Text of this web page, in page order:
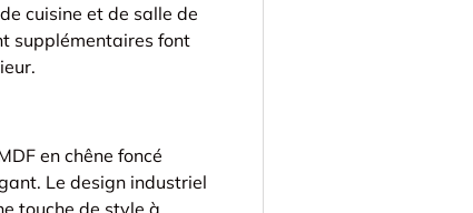
cuisine et de salle de
supplémentaires font
en chêne foncé
Le design industriel